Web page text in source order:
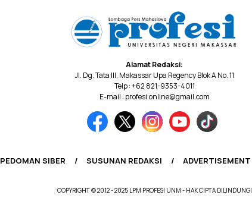
Alamat Redaksi:
Jl. Dg. Tata III, Makassar Upa Regency Blok A No. 11
Telp : +62 821-9353-4011
E-mail : profesi.online@gmail.com
PEDOMAN SIBER SUSUNAN REDAKSI ADVERTISEMENT
COPYRIGHT © 2012 - 2025 LPM PROFESI UNM - HAK CIPTA DILINDUNGI